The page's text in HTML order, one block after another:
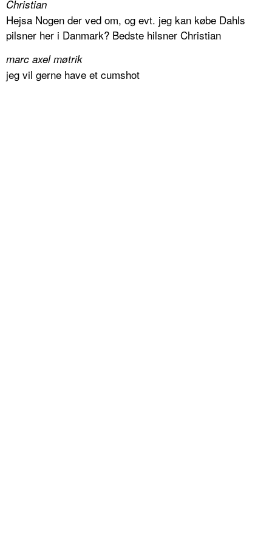
Christian
Hejsa Nogen der ved om, og evt. jeg kan købe Dahls
pilsner her i Danmark? Bedste hilsner Christian
marc axel møtrik
jeg vil gerne have et cumshot